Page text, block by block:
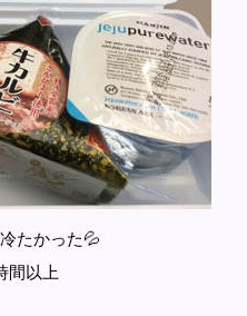
たかった💦
間以上